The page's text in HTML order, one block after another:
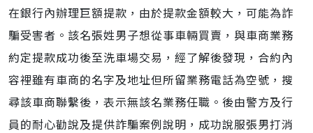
在銀行內辦理巨額提款，由於提款金額較大，可能為詐
騙受害者。該名張姓男子想從事車輛買賣，與車商業務
約定提款成功後至洗車場交易，經了解後發現，合約內
容裡雖有車商的名字及地址但所留業務電話為空號，搜
尋該車商聯繫後，表示無該名業務任職。後由警方及行
員的耐心勸說及提供詐騙案例說明，成功說服張男打消